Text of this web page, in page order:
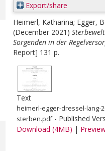
Export/share
Heimerl, Katharina; Egger,
(December 2021)
Sorgenden in der
Report] 131 p.
Text
heimerl-egger-dressel-lang-
sterben.pdf- Published
Download (4MB) |